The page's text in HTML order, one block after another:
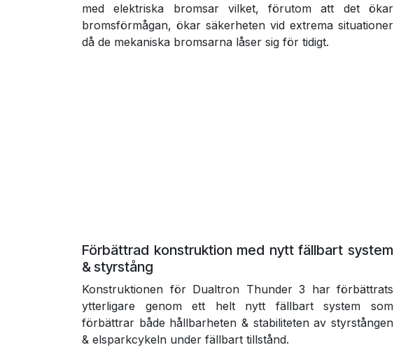
med elektriska bromsar vilket, förutom att det ökar
bromsförmågan, ökar säkerheten vid extrema situationer
då de mekaniska bromsarna låser sig för tidigt.
Förbättrad konstruktion med nytt fällbart system
& styrstång
Konstruktionen för Dualtron Thunder 3 har förbättrats
ytterligare genom ett helt nytt fällbart system som
förbättrar både hållbarheten & stabiliteten av styrstången
& elsparkcykeln under fällbart tillstånd.